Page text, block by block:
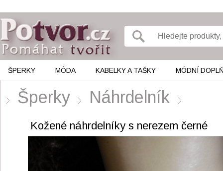
ŠPERKY MÓDA KABELKY A TAŠKY MÓDNÍ
Šperky Náhrdelník
Kožené náhrdelníky s nerezem černé